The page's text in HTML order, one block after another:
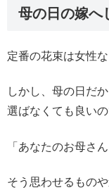
母の日の嫁へ
定番の花束は女性
しかし、母の日だ
選ばなくても良い
「あなたのお母さ
そう思わせるもの